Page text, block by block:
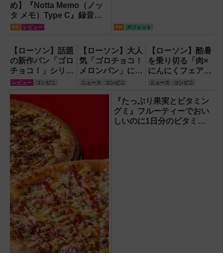
め】『Notta Memo（ノッ
タ メモ）Type C』録音か
らAI自動文字起こし・翻
スレコーダー！【議事録作
成】
PR レビュー PR ガジェット
【ローソン】話題
の新作パン「ゴロ
チョコ！」シリー
ズ3種類食べ比
べ！
レビュー コンビニ
【ローソン】大人
気「ゴロチョコ！
メロンパン」にデ
ニッシュとスティ
ックが登場！新作
スイーツ・よくば
りセットほか
ニュース コンビニ
【ローソン】酷暑
を乗り切る「肉×
にんにくフェア」
『特盛！ガリマヨ
豚カルビ』や新作
スイーツなど
ニュース コンビニ
『たっぷり果実とビタミン
グミ』フルーティーでおい
しいのに1日分のビタミン